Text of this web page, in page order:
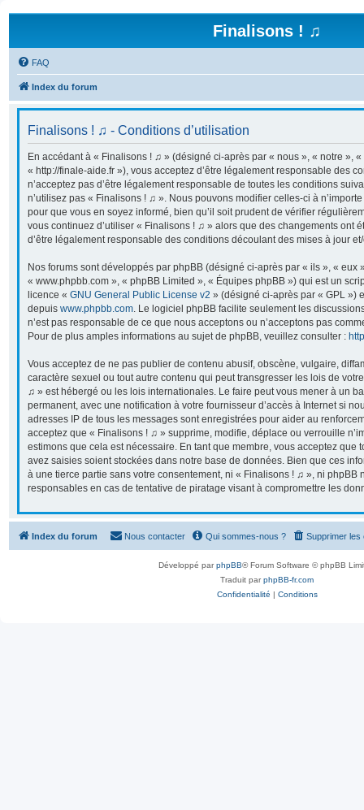
Finalisons ! ♫
FAQ
Index du forum
Finalisons ! ♫ - Conditions d’utilisation
En accédant à « Finalisons ! ♫ » (désigné ci-après par « nous », « notre »,
« http://finale-aide.fr »), vous acceptez d’être légalement responsable des
n’acceptez pas d’être légalement responsable de toutes les conditions
n’utilisez pas « Finalisons ! ♫ ». Nous pouvons modifier celles-ci à
pour que vous en soyez informé, bien qu’il soit prudent de vérifier
vous continuez d’utiliser « Finalisons ! ♫ » alors que des changements ont
d’être légalement responsable des conditions découlant des mises à jour
Nos forums sont développés par phpBB (désigné ci-après par « ils », « eux
« www.phpbb.com », « phpBB Limited », « Équipes phpBB ») qui est un
licence « GNU General Public License v2 » (désigné ci-après par « GPL »)
depuis www.phpbb.com. Le logiciel phpBB facilite seulement les
n’est pas responsable de ce que nous acceptons ou n’acceptons pas
Pour de plus amples informations au sujet de phpBB, veuillez consulter :
Vous acceptez de ne pas publier de contenu abusif, obscène, vulgaire,
caractère sexuel ou tout autre contenu qui peut transgresser les lois de
♫ » est hébergé ou les lois internationales. Le faire peut vous mener à un
permanent, avec une notification à votre fournisseur d’accès à Internet si
adresses IP de tous les messages sont enregistrées pour aider au
acceptez que « Finalisons ! ♫ » supprime, modifie, déplace ou verrouille
estimons que cela est nécessaire. En tant que membre, vous acceptez que
avez saisies soient stockées dans notre base de données. Bien que ces
à une tierce partie sans votre consentement, ni « Finalisons ! ♫ », ni phpBB
responsables en cas de tentative de piratage visant à compromettre les
Index du forum Supprimer les
Qui sommes-nous ?
Nous contacter
Développé parphpBB® Forum Software © phpBB
Traduit parphpBB-fr.com
Confidentialité | Conditions